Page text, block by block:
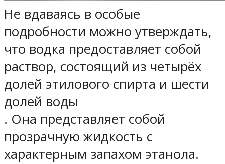
Не вдаваясь в особые
подробности можно утверждать,
что водка предоставляет собой
раствор, состоящий из четырёх
долей этилового спирта и шести
долей воды
. Она представляет собой
прозрачную жидкость с
характерным запахом этанола.